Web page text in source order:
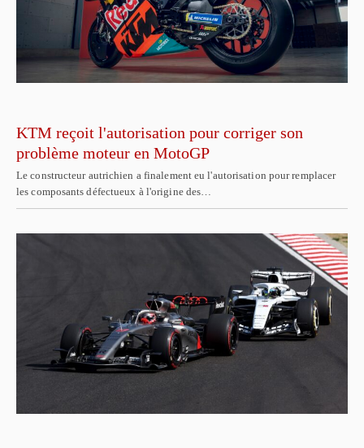
KTM reçoit l'autorisation pour corriger son
problème moteur en MotoGP
Le constructeur autrichien a finalement eu l'autorisation pour remplacer
les composants défectueux à l'origine des…